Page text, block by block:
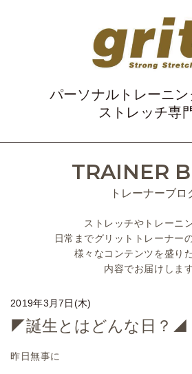
パーソナルトレーニ
ストレッチ専
TRAINER
トレーナーブロ
ストレッチやトレーニ
日常までグリットトレーナー
様々なコンテンツを盛り
内容でお届けします
2019年3月7日(木)
◤誕生とはどんな日？◢
昨日無事に